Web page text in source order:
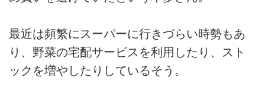
最近は頻繁にスーパーに行きづらい時勢もあ
り、野菜の宅配サービスを利用したり、スト
ックを増やしたりしているそう。